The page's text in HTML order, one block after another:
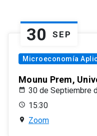
30 SEP
Microeconomía
Mounu Prem,
30 de Septiembre
15:30
Zoom